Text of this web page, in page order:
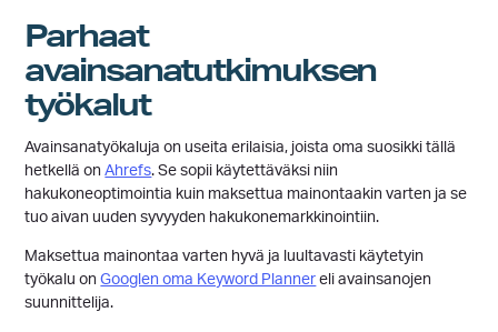
Parhaat
avainsanatutkimuksen
työkalut
Avainsanatyökaluja on useita erilaisia, joista oma suosikki tällä
hetkellä onAhrefs. Se sopii käytettäväksi niin
hakukoneoptimointia kuin maksettua mainontaakin varten ja se
tuo aivan uuden syvyyden hakukonemarkkinointiin.
Maksettua mainontaa varten hyvä ja luultavasti käytetyin
työkalu onGooglen oma Keyword Planner eli avainsanojen
suunnittelija.